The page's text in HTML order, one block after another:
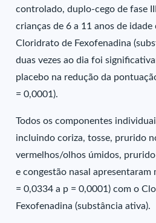
controlado, duplo-cego de fase
crianças de 6 a 11 anos de
Cloridrato de Fexofenadina
duas vezes ao dia foi
placebo na redução da
= 0,0001).
Todos os componentes
incluindo coriza, tosse, prurido
vermelhos/olhos úmidos,
e congestão nasal
= 0,0334 a p = 0,0001) com o
Fexofenadina (substância ativa).